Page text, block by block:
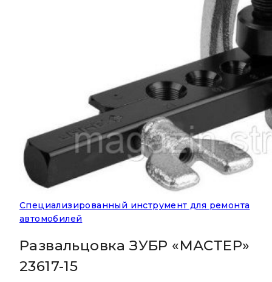
Специализированный инструмент для ремонта
автомобилей
Развальцовка ЗУБР «МАСТЕР»
23617-15